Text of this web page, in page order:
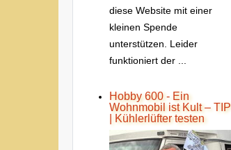
diese Website mit einer
kleinen Spende
unterstützen. Leider
funktioniert der ...
Hobby 600 - Ein
Wohnmobil ist Kult – TIP
| Kühlerlüfter testen